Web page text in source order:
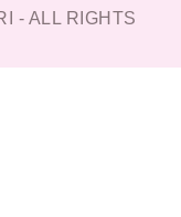
- ALL RIGHTS